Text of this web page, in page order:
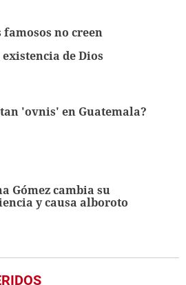
famosos no creen
de Dios
'ovnis' en Guatemala?
Gómez cambia su
y causa alboroto